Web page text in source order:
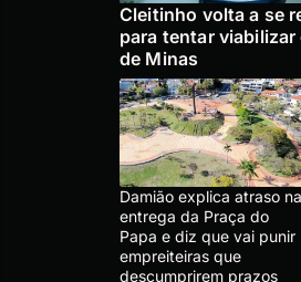
Cleitinho volta a se
para tentar
de Minas
Damião explica atraso na
entrega da Praça do
Papa e diz que vai punir
empreiteiras que
descumprirem prazos